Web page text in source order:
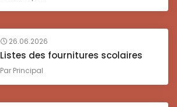
26.06.2026
Listes des fournitures scolaires
Par Principal